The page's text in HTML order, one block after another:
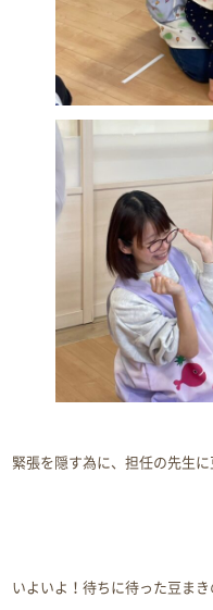
緊張を隠す為に、担任の先生
いよいよ！待ちに待った豆